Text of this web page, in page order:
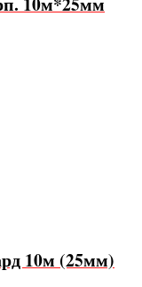
10м (25мм)